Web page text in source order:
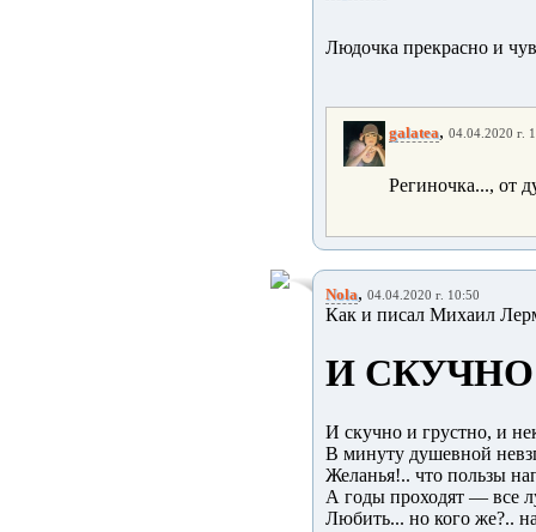
Людочка прекрасно и
galatea, 04.04.2020 г.
Региночка..., от
Nola, 04.04.2020 г. 10:50
Как и писал Михаил
И
И скучно и грустно, и
В минуту душевной
Желанья!.. что пользы
А годы проходят — все
Любить... но кого же?..